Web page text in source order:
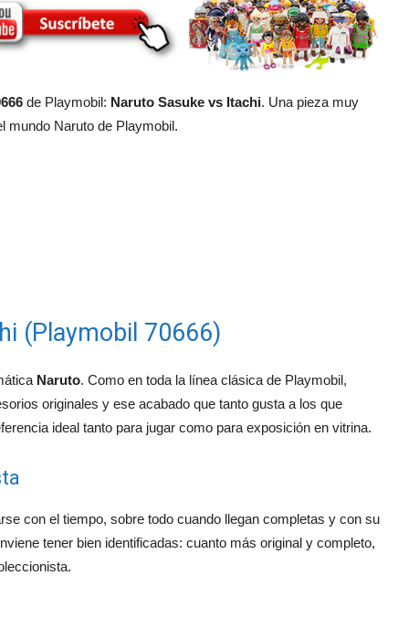
de Playmobil: Naruto Sasuke vs Itachi. Una pieza muy
mundo Naruto de Playmobil.
(Playmobil 70666)
Naruto. Como en toda la línea clásica de Playmobil,
originales y ese acabado que tanto gusta a los que
ideal tanto para jugar como para exposición en vitrina.
con el tiempo, sobre todo cuando llegan completas y con su
tener bien identificadas: cuanto más original y completo,